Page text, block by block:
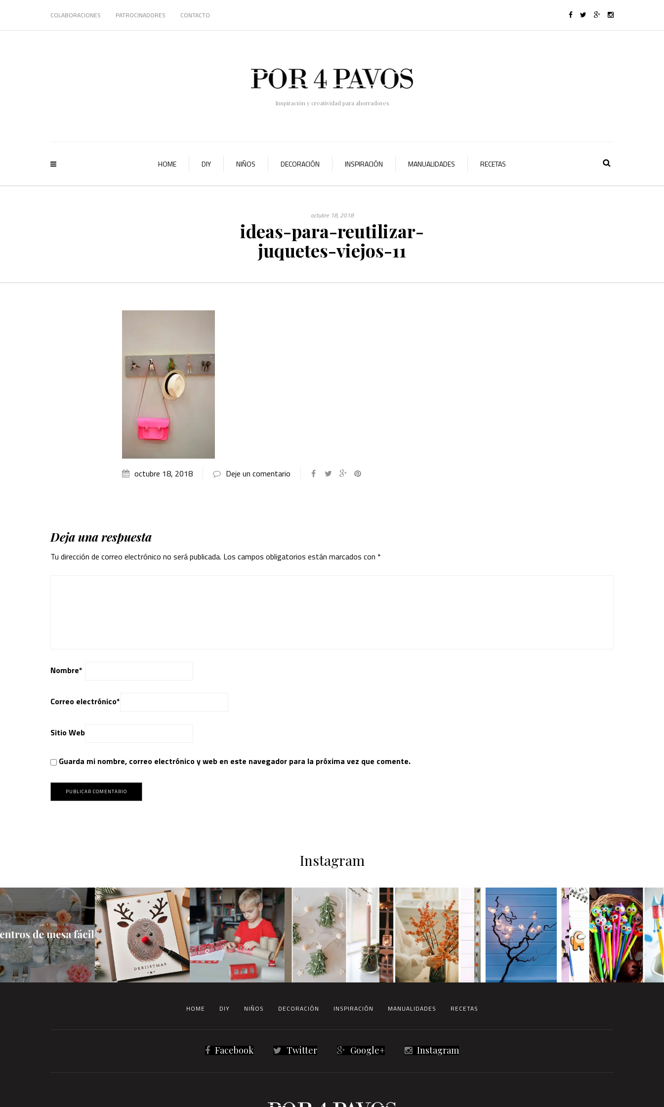
COLABORACIONES PATROCINADORES CONTACTO
Inspiración y creatividad para ahorradores
HOME DIY NIÑOS DECORACIÓN INSPIRACIÓN MANUALIDADES RECETAS
octubre 18, 2018
ideas-para-reutilizar-
juquetes-viejos-11
octubre 18, 2018 Deje un comentario
Deja una respuesta
Tu dirección de correo electrónico no será publicada. Los campos obligatorios están marcados con *
Nombre*
Correo electrónico*
Sitio Web
Guarda mi nombre, correo electrónico y web en este navegador para la próxima vez que comente.
Instagram
HOME DIY NIÑOS DECORACIÓN INSPIRACIÓN MANUALIDADES RECETAS
Facebook Twitter Google+ Instagram